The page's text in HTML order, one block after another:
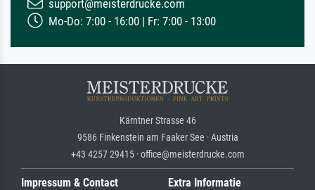
support@meisterdrucke.com
Mo-Do: 7:00 - 16:00 | Fr: 7:00 - 13:00
Kärntner Strasse 46
9586 Finkenstein am Faaker See · Austria
+43 4257 29415 · office@meisterdrucke.com
Impressum & Contact Extra Informatie